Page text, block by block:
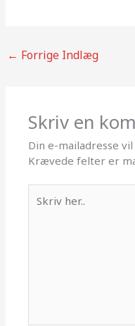
← Forrige Indlæg
Skriv en
Din e-mailadresse
Krævede felter er
her..